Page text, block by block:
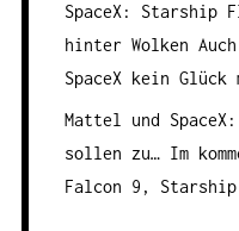
SpaceX: Starship
hinter Wolken
SpaceX kein Glück
Mattel und SpaceX:
sollen zu…Im
Falcon 9, Starship